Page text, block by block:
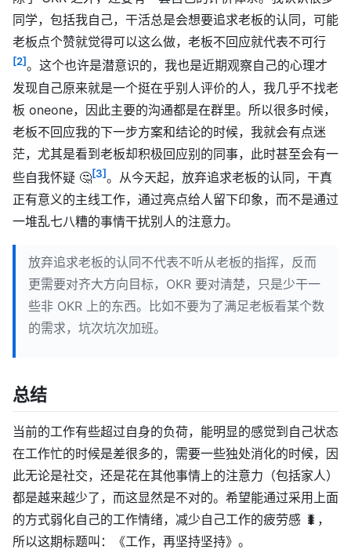
同学，包括我自己，干活总是会想要追求老板的认同，可能
老板点个赞就觉得可以这么做，老板不回应就代表不可行
[2]。这个也许是潜意识的，我也是近期观察自己的心理才
发现自己原来就是一个挺在乎别人评价的人，我几乎不找老
板 oneone，因此主要的沟通都是在群里。所以很多时候，
老板不回应我的下一步方案和结论的时候，我就会有点迷
茫，尤其是看到老板却积极回应别的同事，此时甚至会有一
些自我怀疑 🤔[3]。从今天起，放弃追求老板的认同，干真
正有意义的主线工作，通过亮点给人留下印象，而不是通过
一堆乱七八糟的事情干扰别人的注意力。
放弃追求老板的认同不代表不听从老板的指挥，反而
更需要对齐大方向目标，OKR 要对清楚，只是少干一
些非 OKR 上的东西。比如不要为了满足老板看某个数
的需求，坑次坑次加班。
总结
当前的工作有些超过自身的负荷，能明显的感觉到自己状态
在工作忙的时候是差很多的，需要一些独处消化的时候，因
此无论是社交，还是花在其他事情上的注意力（包括家人）
都是越来越少了，而这显然是不对的。希望能通过采用上面
的方式弱化自己的工作情绪，减少自己工作的疲劳感 🐛，
所以这期标题叫：《工作，再坚持坚持》。